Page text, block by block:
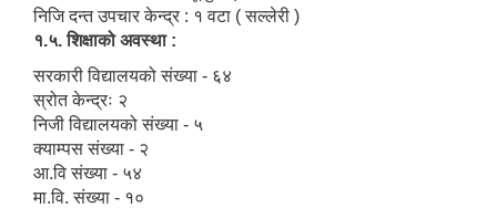
निजि दन्त उपचार केन्द्र : १ वटा ( सल्लेरी )
१.५. शिक्षाको अवस्था :
सरकारी विद्यालयको संख्या - ६४
स्रोत केन्द्रः २
निजी विद्यालयको संख्या - ५
क्याम्पस संख्या - २
आ.वि संख्या - ५४
मा.वि. संख्या - १०